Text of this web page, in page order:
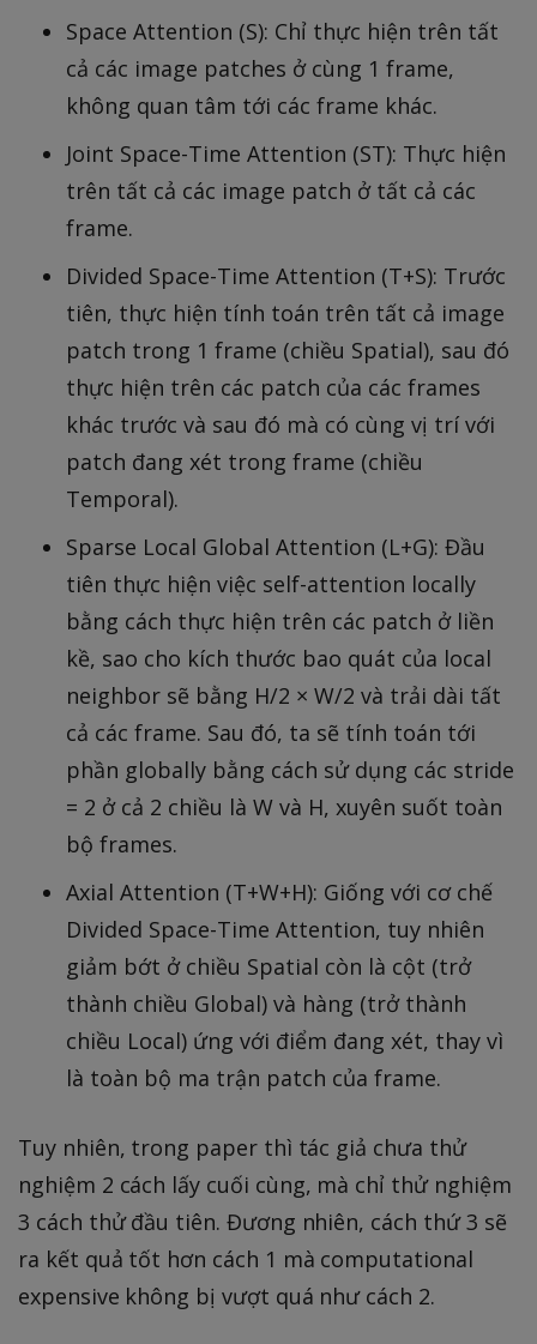
Space Attention (S): Chỉ thực hiện trên tất
cả các image patches ở cùng 1 frame,
không quan tâm tới các frame khác.
Joint Space-Time Attention (ST): Thực hiện
trên tất cả các image patch ở tất cả các
frame.
Divided Space-Time Attention (T+S): Trước
tiên, thực hiện tính toán trên tất cả image
patch trong 1 frame (chiều Spatial), sau đó
thực hiện trên các patch của các frames
khác trước và sau đó mà có cùng vị trí với
patch đang xét trong frame (chiều
Temporal).
Sparse Local Global Attention (L+G): Đầu
tiên thực hiện việc self-attention locally
bằng cách thực hiện trên các patch ở liền
kề, sao cho kích thước bao quát của local
neighbor sẽ bằng H/2 × W/2 và trải dài tất
cả các frame. Sau đó, ta sẽ tính toán tới
phần globally bằng cách sử dụng các stride
= 2 ở cả 2 chiều là W và H, xuyên suốt toàn
bộ frames.
Axial Attention (T+W+H): Giống với cơ chế
Divided Space-Time Attention, tuy nhiên
giảm bớt ở chiều Spatial còn là cột (trở
thành chiều Global) và hàng (trở thành
chiều Local) ứng với điểm đang xét, thay vì
là toàn bộ ma trận patch của frame.
Tuy nhiên, trong paper thì tác giả chưa thử
nghiệm 2 cách lấy cuối cùng, mà chỉ thử nghiệm
3 cách thử đầu tiên. Đương nhiên, cách thứ 3 sẽ
ra kết quả tốt hơn cách 1 mà computational
expensive không bị vượt quá như cách 2.